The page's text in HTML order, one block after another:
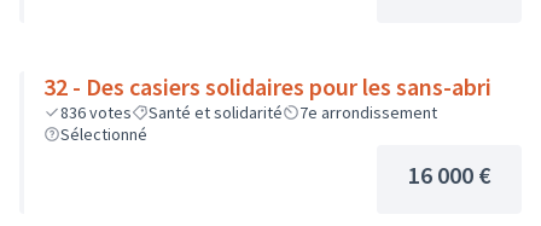
32 - Des casiers solidaires pour les sans-abri
836votes Santé et solidarité
7e arrondissement
Sélectionné
16 000 €